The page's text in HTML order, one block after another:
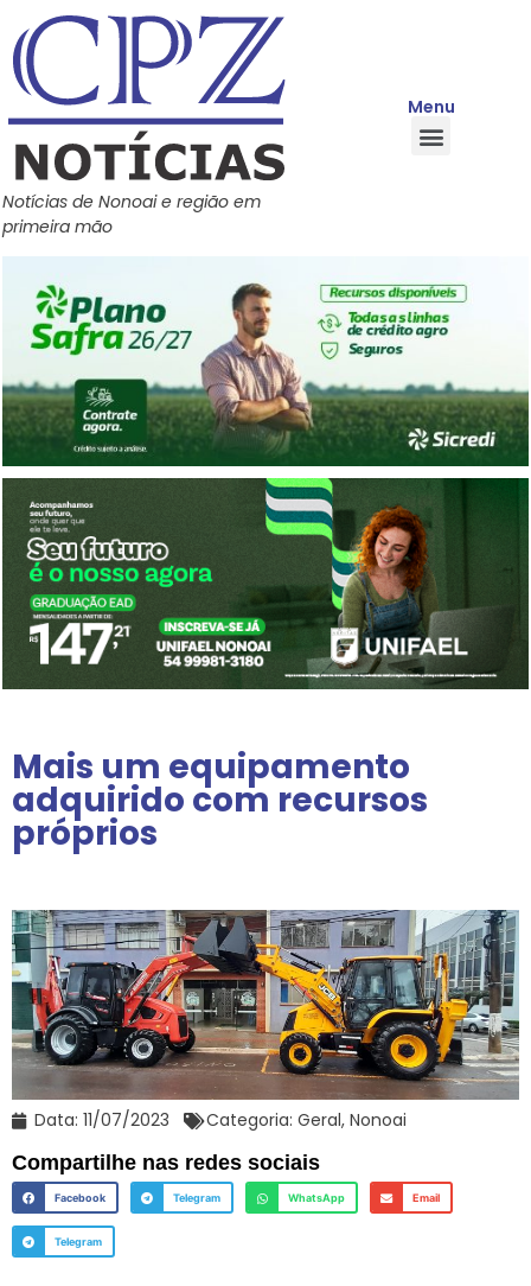
Notícias de Nonoai e região em
primeira mão
Menu
Mais um equipamento
adquirido com recursos
próprios
Data: 11/07/2023 Categoria: Geral, Nonoai
Compartilhe nas redes sociais
Facebook Telegram WhatsApp Email
Telegram